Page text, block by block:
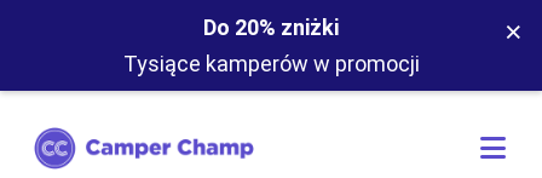
Do 20% zniżki
Tysiące kamperów w promocji
×